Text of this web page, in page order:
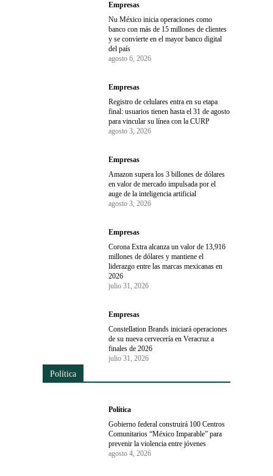
Empresas
Nu México inicia operaciones como
banco con más de 15 millones de clientes
y se convierte en el mayor banco digital
del país
agosto 6, 2026
Empresas
Registro de celulares entra en su etapa
final: usuarios tienen hasta el 31 de agosto
para vincular su línea con la CURP
agosto 3, 2026
Empresas
Amazon supera los 3 billones de dólares
en valor de mercado impulsada por el
auge de la inteligencia artificial
agosto 3, 2026
Empresas
Corona Extra alcanza un valor de 13,916
millones de dólares y mantiene el
liderazgo entre las marcas mexicanas en
2026
julio 31, 2026
Empresas
Constellation Brands iniciará operaciones
de su nueva cervecería en Veracruz a
finales de 2026
julio 31, 2026
Política
Política
Gobierno federal construirá 100 Centros
Comunitarios “México Imparable” para
prevenir la violencia entre jóvenes
agosto 4, 2026